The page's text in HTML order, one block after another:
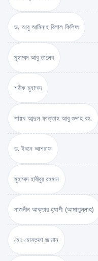
ড. আবু আমিনাহ বিলাল ফিলিপ্স
মুহাম্মদ আবু তালেব
শরীফ মুহাম্মদ
শায়খ আব্দুল ফাত্তাহ আবু গুদ্দাহ রহ.
ড. ইবনে আশরাফ
মুহাম্মদ হাবীবুর রহমান
নাজনীন আক্তার হ্যাপী (আমাতুল্লাহ)
মোঃ মোস্তফা জামান